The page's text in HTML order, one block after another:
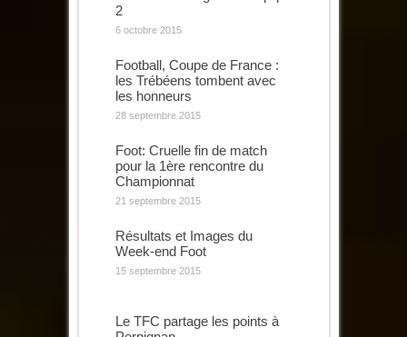
2
6 octobre 2015
Football, Coupe de France :
les Trébéens tombent avec
les honneurs
28 septembre 2015
Foot: Cruelle fin de match
pour la 1ère rencontre du
Championnat
21 septembre 2015
Résultats et Images du
Week-end Foot
15 septembre 2015
Le TFC partage les points à